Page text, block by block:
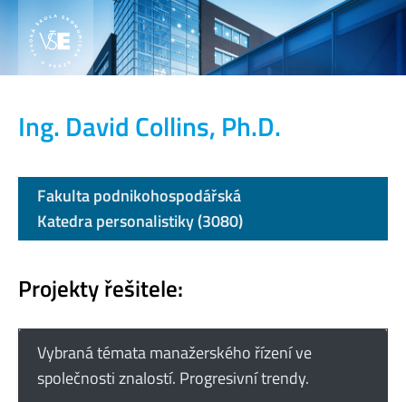
Ing. David Collins, Ph.D.
Fakulta podnikohospodářská
Katedra personalistiky (3080)
Projekty řešitele:
Vybraná témata manažerského řízení ve
společnosti znalostí. Progresivní trendy.